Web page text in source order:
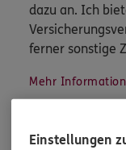
dazu an. Ich
ferner sonstige
Mehr
Einstellungen